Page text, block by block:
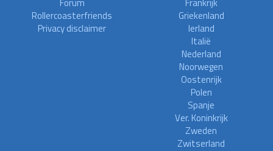
Rollercoasterfriends
Privacy disclaimer
Griekenland
Ierland
Italië
Nederland
Noorwegen
Oostenrijk
Polen
Spanje
Ver. Koninkrijk
Zweden
Zwitserland